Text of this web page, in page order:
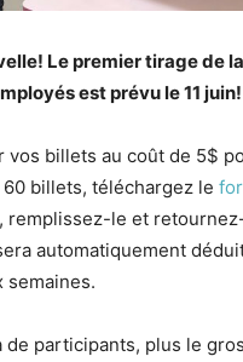
Le premier tirage de
est prévu le 11 juin!
vos billets au coût de 5$
billets, téléchargez le
, remplissez-le et
automatiquement
semaines.
de participants, plus le